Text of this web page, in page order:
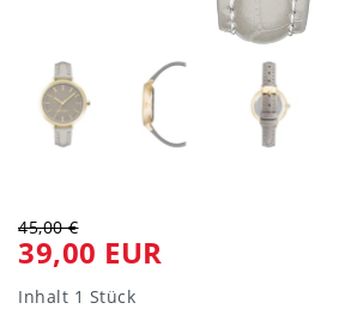
45,00 €
39,00 EUR
Inhalt 1 Stück